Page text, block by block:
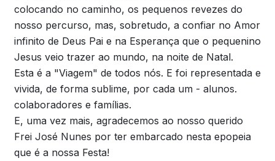
colocando no caminho, os pequenos revezes do
nosso percurso, mas, sobretudo, a confiar no Amor
infinito de Deus Pai e na Esperança que o pequenino
Jesus veio trazer ao mundo, na noite de Natal.
Esta é a "Viagem" de todos nós. E foi representada e
vivida, de forma sublime, por cada um - alunos.
colaboradores e famílias.
E, uma vez mais, agradecemos ao nosso querido
Frei José Nunes por ter embarcado nesta epopeia
que é a nossa Festa!